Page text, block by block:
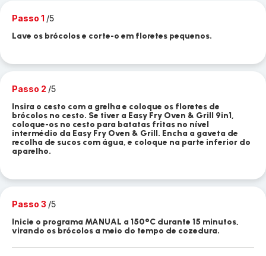
Passo 1 /5
Lave os brócolos e corte-o em floretes pequenos.
Passo 2 /5
Insira o cesto com a grelha e coloque os floretes de
brócolos no cesto. Se tiver a Easy Fry Oven & Grill 9in1,
coloque-os no cesto para batatas fritas no nível
intermédio da Easy Fry Oven & Grill. Encha a gaveta de
recolha de sucos com água, e coloque na parte inferior do
aparelho.
Passo 3 /5
Inicie o programa MANUAL a 150°C durante 15 minutos,
virando os brócolos a meio do tempo de cozedura.